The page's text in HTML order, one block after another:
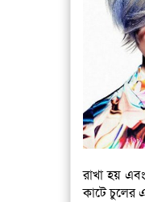
রাখা হয়
কাটে চুলের